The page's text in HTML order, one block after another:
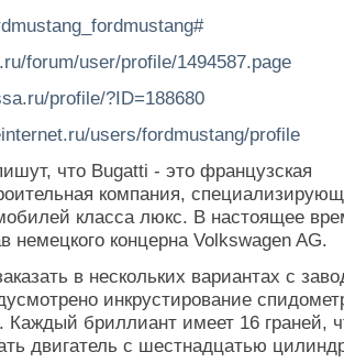
forum/user/profile/1494587.page
profile/?ID=188680
users/fordmustang/profile
что Bugatti - это французская
компания,
класса люкс. В настоящее
немецкого концерна Volkswagen AG.
в нескольких вариантах с
инкрустирование
Каждый бриллиант имеет 16 граней,
двигатель с шестнадцатью